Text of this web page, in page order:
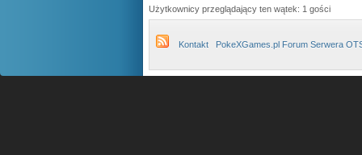
Użytkownicy przeglądający ten wątek: 1 gości
Kontakt PokeXGames.pl Forum Serwera